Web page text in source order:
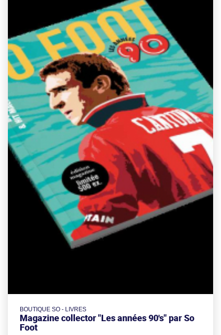
BOUTIQUE SO - LIVRES
Magazine collector "Les années 90's" par So
Foot